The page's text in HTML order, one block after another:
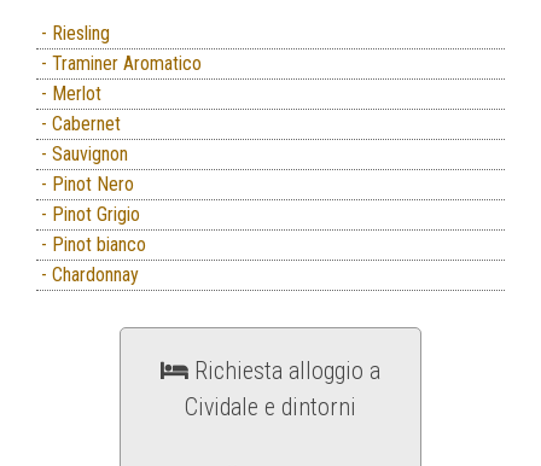
- Riesling
- Traminer Aromatico
- Merlot
- Cabernet
- Sauvignon
- Pinot Nero
- Pinot Grigio
- Pinot bianco
- Chardonnay
Richiesta alloggio a
Cividale e dintorni